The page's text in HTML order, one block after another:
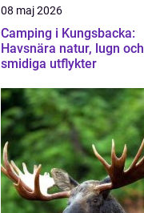
08 maj 2026
Camping i Kungsbacka:
Havsnära natur, lugn och
smidiga utflykter